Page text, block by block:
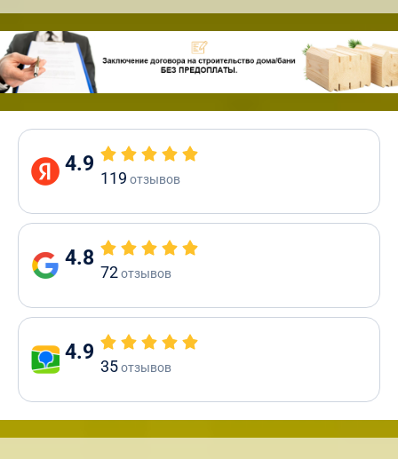
4.9
119 отзывов
4.8
72отзывов
4.9
35отзывов